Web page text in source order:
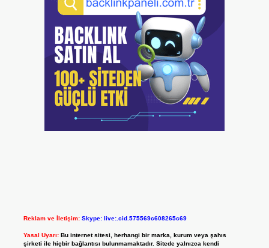
Reklam ve İletişim: Skype: live:.cid.575569c608265c69
Yasal Uyarı: Bu internet sitesi, herhangi bir marka, kurum veya şahıs
şirketi ile hiçbir bağlantısı bulunmamaktadır. Sitede yalnızca kendi